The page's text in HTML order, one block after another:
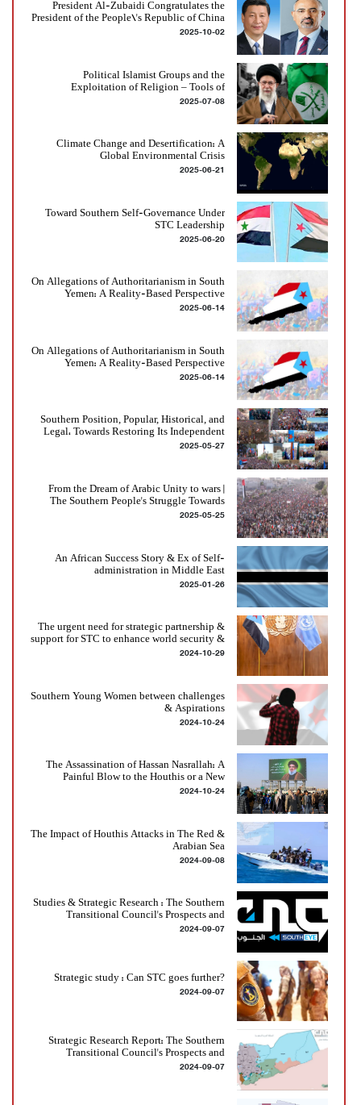
President Al-Zubaidi Congratulates the
President of the People\'s Republic of China
on the 76th Anniversary of its Founding
2025-10-02
Political Islamist Groups and the
Exploitation of Religion – Tools of
Conflict, Not Stability
2025-07-08
Climate Change and Desertification: A
Global Environmental Crisis
2025-06-21
Toward Southern Self-Governance Under
STC Leadership
2025-06-20
On Allegations of Authoritarianism in South
Yemen: A Reality-Based Perspective
2025-06-14
On Allegations of Authoritarianism in South
Yemen: A Reality-Based Perspective
2025-06-14
Southern Position, Popular, Historical, and
Legal، Towards Restoring Its Independent
Southern State
2025-05-27
From the Dream of Arabic Unity to wars |
The Southern People's Struggle Towards
Freedom, Identity, and State restoring
2025-05-25
An African Success Story & Ex of Self-
administration in Middle East
2025-01-26
The urgent need for strategic partnership &
support for STC to enhance world security &
peace
2024-10-29
Southern Young Women between challenges
& Aspirations
2024-10-24
The Assassination of Hassan Nasrallah: A
Painful Blow to the Houthis or a New
Chapter?
2024-10-24
The Impact of Houthis Attacks in The Red &
Arabian Sea
2024-09-08
Studies & Strategic Research : The Southern
Transitional Council's Prospects and
Challenges, STC' future & partnerships plan
2024-09-07
?Strategic study : Can STC goes further
2024-09-07
Strategic Research Report: The Southern
Transitional Council's Prospects and
Challenges in Yemen
2024-09-07